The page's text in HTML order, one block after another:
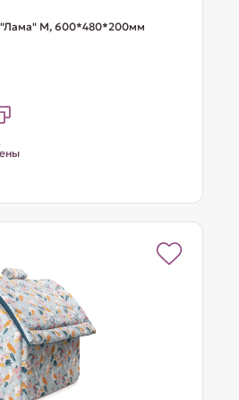
"Лама" М, 600*480*200мм